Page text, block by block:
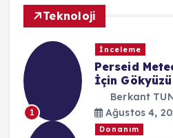
Teknoloji
1
İnceleme
Perseid
İçin
Berkant
Ağustos 4,
Donanım